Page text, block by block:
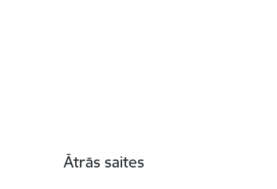
Ātrās saites